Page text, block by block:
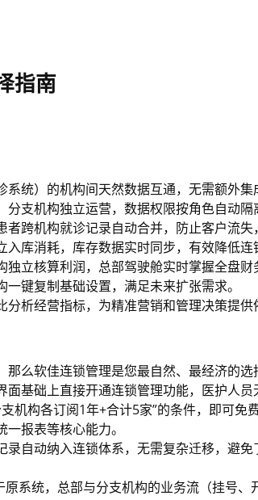
指南
统）的机构间天然数据互通，无需额外
支机构独立运营，数据权限按角色自动
跨机构就诊记录自动合并，防止客户流
库消耗，库存数据实时同步，有效降低
立核算利润，总部驾驶舱实时掌握全盘财
键复制基础设置，满足未来扩张需求。
析经营指标，为精准营销和管理决策提供
么软佳连锁管理是您最自然、最经济的选
基础上直接开通连锁管理功能，医护人
机构各订阅1年+合计5家”的条件，即可免
报表等核心能力。
自动纳入连锁体系，无需复杂迁移，避
系统，总部与分支机构的业务流（挂号